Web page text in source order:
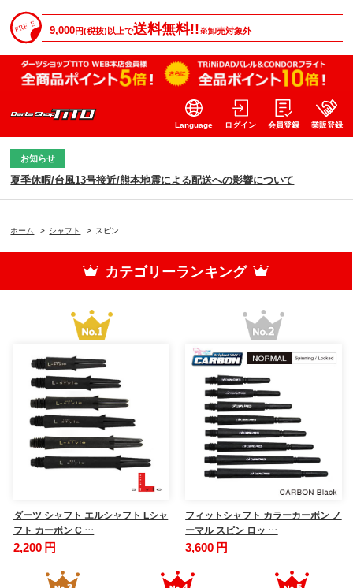
9,000円(税抜)以上で送料無料!!※卸売対象外
Language ログイン 会員登録 業販登録
お知らせ
夏季休暇/台風13号接近/熊本地震による配送への影響について
ホーム > シャフト > スピン
カテゴリーランキング
ダーツ シャフト エルシャフト Lシャ
フト カーボン C …
2,200 円
フィットシャフト カラーカーボン ノ
ーマル スピン ロッ …
3,600 円